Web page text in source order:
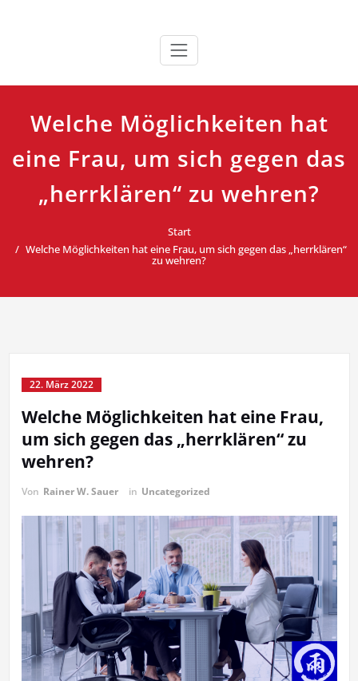
Rainer W. Sauer ||| Trainer &
Coach / Birkenbihl-Experte &
Infotainer
Botschaft… | …Gefühl für den Rhythmus… | …
außerordentliche emotionale Wirkung«
Welche Möglichkeiten hat
eine Frau, um sich gegen das
„herrklären“ zu wehren?
Start
Welche Möglichkeiten hat eine Frau, um sich gegen das „herrklären“
zu wehren?
22. März 2022
Welche Möglichkeiten hat eine Frau,
um sich gegen das „herrklären“ zu
wehren?
Von Rainer W. Sauer in Uncategorized